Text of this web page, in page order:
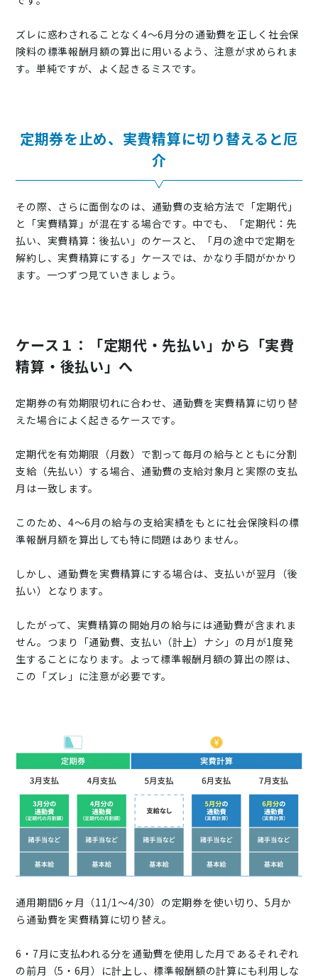
ズレに惑わされることなく4～6月分の通勤費を正しく社会保
険料の標準報酬月額の算出に用いるよう、注意が求められま
す。単純ですが、よく起きるミスです。
定期券を止め、実費精算に切り替えると厄
介
その際、さらに面倒なのは、通勤費の支給方法で「定期代」
と「実費精算」が混在する場合です。中でも、「定期代：先
払い、実費精算：後払い」のケースと、「月の途中で定期を
解約し、実費精算にする」ケースでは、かなり手間がかかり
ます。一つずつ見ていきましょう。
ケース１：「定期代・先払い」から「実費
精算・後払い」へ
定期券の有効期限切れに合わせ、通勤費を実費精算に切り替
えた場合によく起きるケースです。
定期代を有効期限（月数）で割って毎月の給与とともに分割
支給（先払い）する場合、通勤費の支給対象月と実際の支払
月は一致します。
このため、4～6月の給与の支給実績をもとに社会保険料の標
準報酬月額を算出しても特に問題はありません。
しかし、通勤費を実費精算にする場合は、支払いが翌月（後
払い）となります。
したがって、実費精算の開始月の給与には通勤費が含まれま
せん。つまり「通勤費、支払い（計上）ナシ」の月が1度発
生することになります。よって標準報酬月額の算出の際は、
この「ズレ」に注意が必要です。
通用期間6ヶ月（11/1～4/30）の定期券を使い切り、5月か
ら通勤費を実費精算に切り替え。
6・7月に支払われる分を通勤費を使用した月であるそれぞれ
の前月（5・6月）に計上し、標準報酬額の計算にも利用しな